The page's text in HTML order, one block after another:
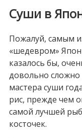
Суши в
Пожалуй, самым
«шедевром»
казалось бы,
довольно
мастера суши
рис, прежде чем
самой лучшей
косточек.